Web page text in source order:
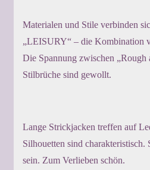
Materialen und Stile verbinden
„LEISURY“ – die Kombination
Die Spannung zwischen „Rough
Stilbrüche sind gewollt.
Lange Strickjacken treffen auf
Silhouetten sind charakteristisch.
sein. Zum Verlieben schön.